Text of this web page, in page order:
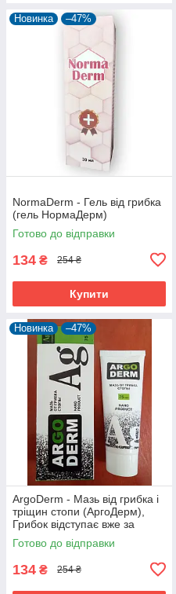
Новинка –47%
NormaDerm - Гель від грибка
(гель НормаДерм)
Готово до відправки
134 ₴ 254 ₴
Купити
Новинка –47%
ArgoDerm - Мазь від грибка і
тріщин стопи (АргоДерм),
Грибок відступає вже за
місяць
Готово до відправки
134 ₴ 254 ₴